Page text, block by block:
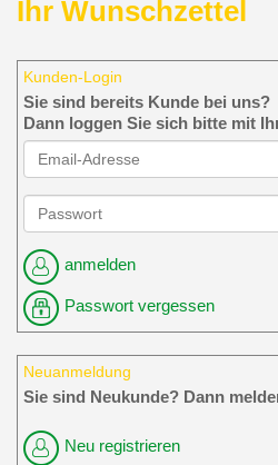
Ihr Wunschzettel
Kunden-Login
Sie sind bereits Kunde bei uns?
Dann loggen Sie sich bitte mit
anmelden
Passwort vergessen
Neuanmeldung
Sie sind Neukunde? Dann
Neu registrieren